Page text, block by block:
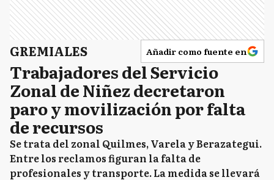
GREMIALES Añadir como fuente en
Trabajadores del Servicio
Zonal de Niñez decretaron
paro y movilización por falta
de recursos
Se trata del zonal Quilmes, Varela y Berazategui.
Entre los reclamos figuran la falta de
profesionales y transporte. La medida se llevará